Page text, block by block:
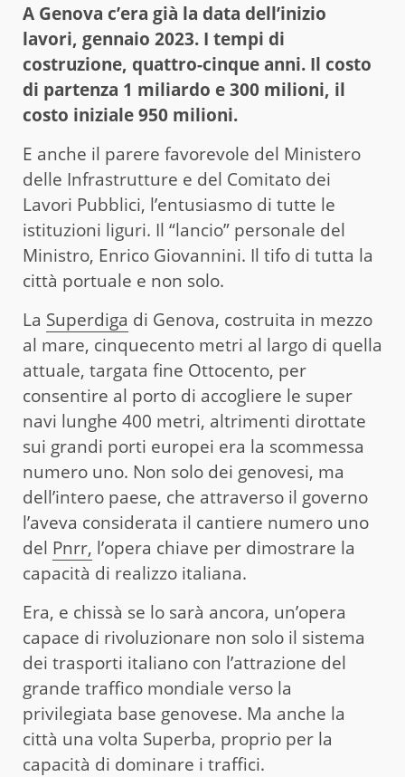
A Genova c’era già la data dell’inizio
lavori, gennaio 2023. I tempi di
costruzione, quattro-cinque anni. Il costo
di partenza 1 miliardo e 300 milioni, il
costo iniziale 950 milioni.
E anche il parere favorevole del Ministero
delle Infrastrutture e del Comitato dei
Lavori Pubblici, l’entusiasmo di tutte le
istituzioni liguri. Il “lancio” personale del
Ministro, Enrico Giovannini. Il tifo di tutta la
città portuale e non solo.
La Superdiga di Genova, costruita in mezzo
al mare, cinquecento metri al largo di quella
attuale, targata fine Ottocento, per
consentire al porto di accogliere le super
navi lunghe 400 metri, altrimenti dirottate
sui grandi porti europei era la scommessa
numero uno. Non solo dei genovesi, ma
dell’intero paese, che attraverso il governo
l’aveva considerata il cantiere numero uno
del Pnrr, l’opera chiave per dimostrare la
capacità di realizzo italiana.
Era, e chissà se lo sarà ancora, un’opera
capace di rivoluzionare non solo il sistema
dei trasporti italiano con l’attrazione del
grande traffico mondiale verso la
privilegiata base genovese. Ma anche la
città una volta Superba, proprio per la
capacità di dominare i traffici.